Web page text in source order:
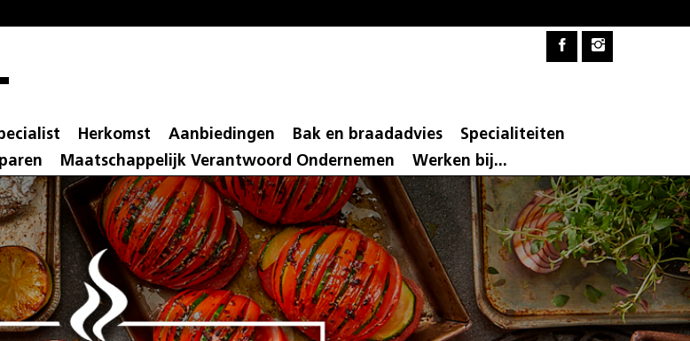
Herkomst Aanbiedingen Bak en braadadvies
Specialiteiten
Maatschappelijk Verantwoord Ondernemen Werken bij...